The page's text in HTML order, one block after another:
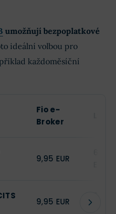
umožňují bezpoplatkové
ideální volbou pro
každoměsíční
Fio e-
Broker
9,95 EUR
9,95 EUR